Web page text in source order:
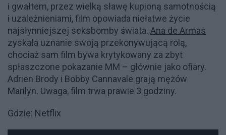
i gwałtem, przez wielką sławę kupioną samotnością
i uzależnieniami, film opowiada niełatwe życie
najsłynniejszej seksbomby świata. Ana de Armas
zyskała uznanie swoją przekonywującą rolą,
chociaż sam film bywa krytykowany za zbyt
spłaszczone pokazanie MM – głównie jako ofiary.
Adrien Brody i Bobby Cannavale grają mężów
Marilyn. Uwaga, film trwa prawie 3 godziny.
Gdzie: Netflix